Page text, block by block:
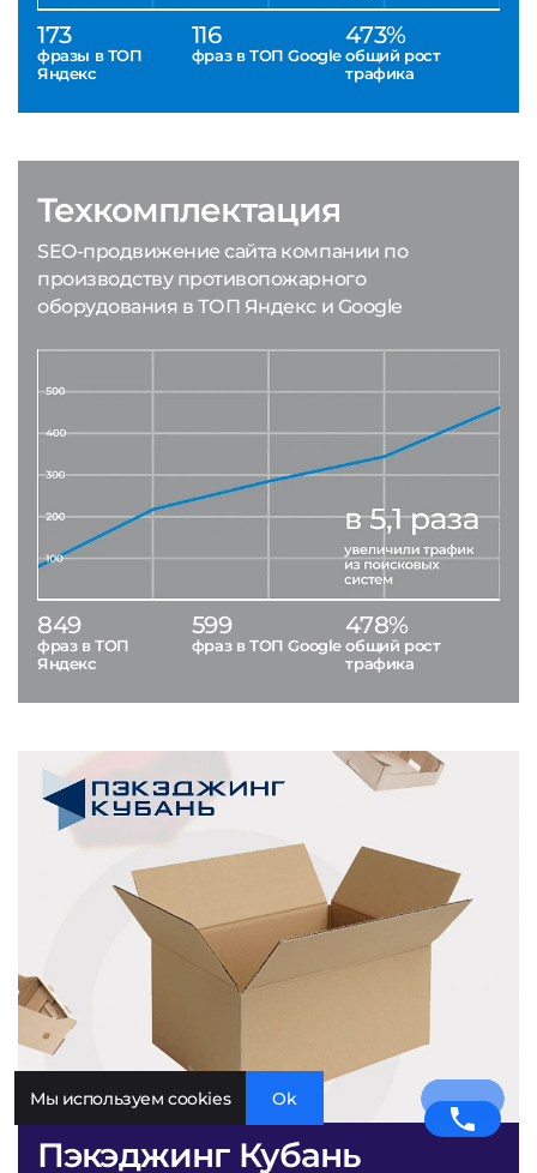
173
фразы в ТОП
Яндекс
116
фраз в ТОП Google
473%
общий рост
трафика
Пэкэджинг Кубань
Техкомплектация
SEO-продвижение сайта компании по
производству противопожарного
оборудования в ТОП Яндекс и Google
849
фраз в ТОП
Яндекс
599
фраз в ТОП Google
478%
общий рост
трафика
Мы используем cookies Ok